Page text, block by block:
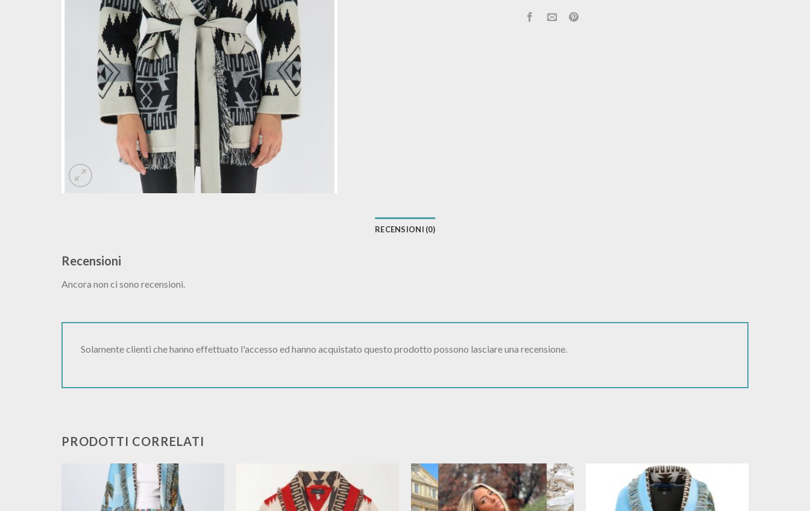
RECENSIONI (0)
Recensioni
Ancora non ci sono recensioni.
Solamente clienti che hanno effettuato l'accesso ed hanno acquistato questo prodotto possono lasciare una recensione.
PRODOTTI CORRELATI